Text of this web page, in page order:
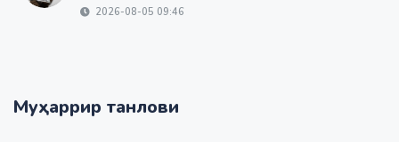
2026-08-05 09:46
Муҳаррир танлови